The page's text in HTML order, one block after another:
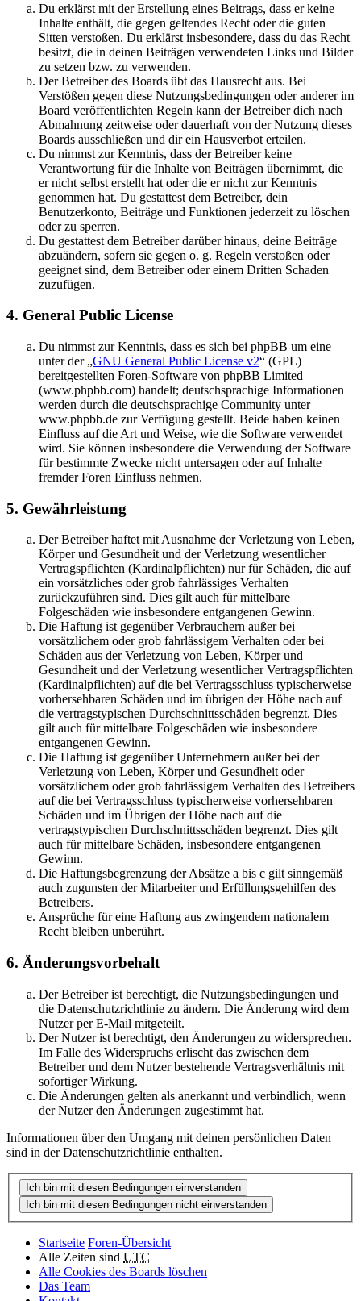
Du erklärst mit der Erstellung eines Beitrags, dass er keine
Inhalte enthält, die gegen geltendes Recht oder die guten
Sitten verstoßen. Du erklärst insbesondere, dass du das Recht
besitzt, die in deinen Beiträgen verwendeten Links und Bilder
zu setzen bzw. zu verwenden.
Der Betreiber des Boards übt das Hausrecht aus. Bei
Verstößen gegen diese Nutzungsbedingungen oder anderer im
Board veröffentlichten Regeln kann der Betreiber dich nach
Abmahnung zeitweise oder dauerhaft von der Nutzung dieses
Boards ausschließen und dir ein Hausverbot erteilen.
Du nimmst zur Kenntnis, dass der Betreiber keine
Verantwortung für die Inhalte von Beiträgen übernimmt, die
er nicht selbst erstellt hat oder die er nicht zur Kenntnis
genommen hat. Du gestattest dem Betreiber, dein
Benutzerkonto, Beiträge und Funktionen jederzeit zu löschen
oder zu sperren.
Du gestattest dem Betreiber darüber hinaus, deine Beiträge
abzuändern, sofern sie gegen o. g. Regeln verstoßen oder
geeignet sind, dem Betreiber oder einem Dritten Schaden
zuzufügen.
4. General Public License
Du nimmst zur Kenntnis, dass es sich bei phpBB um eine
unter der „GNU General Public License v2“ (GPL)
bereitgestellten Foren-Software von phpBB Limited
(www.phpbb.com) handelt; deutschsprachige Informationen
werden durch die deutschsprachige Community unter
www.phpbb.de zur Verfügung gestellt. Beide haben keinen
Einfluss auf die Art und Weise, wie die Software verwendet
wird. Sie können insbesondere die Verwendung der Software
für bestimmte Zwecke nicht untersagen oder auf Inhalte
fremder Foren Einfluss nehmen.
5. Gewährleistung
Der Betreiber haftet mit Ausnahme der Verletzung von Leben,
Körper und Gesundheit und der Verletzung wesentlicher
Vertragspflichten (Kardinalpflichten) nur für Schäden, die auf
ein vorsätzliches oder grob fahrlässiges Verhalten
zurückzuführen sind. Dies gilt auch für mittelbare
Folgeschäden wie insbesondere entgangenen Gewinn.
Die Haftung ist gegenüber Verbrauchern außer bei
vorsätzlichem oder grob fahrlässigem Verhalten oder bei
Schäden aus der Verletzung von Leben, Körper und
Gesundheit und der Verletzung wesentlicher Vertragspflichten
(Kardinalpflichten) auf die bei Vertragsschluss typischerweise
vorhersehbaren Schäden und im übrigen der Höhe nach auf
die vertragstypischen Durchschnittsschäden begrenzt. Dies
gilt auch für mittelbare Folgeschäden wie insbesondere
entgangenen Gewinn.
Die Haftung ist gegenüber Unternehmern außer bei der
Verletzung von Leben, Körper und Gesundheit oder
vorsätzlichem oder grob fahrlässigem Verhalten des Betreibers
auf die bei Vertragsschluss typischerweise vorhersehbaren
Schäden und im Übrigen der Höhe nach auf die
vertragstypischen Durchschnittsschäden begrenzt. Dies gilt
auch für mittelbare Schäden, insbesondere entgangenen
Gewinn.
Die Haftungsbegrenzung der Absätze a bis c gilt sinngemäß
auch zugunsten der Mitarbeiter und Erfüllungsgehilfen des
Betreibers.
Ansprüche für eine Haftung aus zwingendem nationalem
Recht bleiben unberührt.
6. Änderungsvorbehalt
Der Betreiber ist berechtigt, die Nutzungsbedingungen und
die Datenschutzrichtlinie zu ändern. Die Änderung wird dem
Nutzer per E-Mail mitgeteilt.
Der Nutzer ist berechtigt, den Änderungen zu widersprechen.
Im Falle des Widerspruchs erlischt das zwischen dem
Betreiber und dem Nutzer bestehende Vertragsverhältnis mit
sofortiger Wirkung.
Die Änderungen gelten als anerkannt und verbindlich, wenn
der Nutzer den Änderungen zugestimmt hat.
Informationen über den Umgang mit deinen persönlichen Daten
sind in der Datenschutzrichtlinie enthalten.
Startseite Foren-Übersicht
Alle Zeiten sind UTC
Alle Cookies des Boards löschen
Das Team